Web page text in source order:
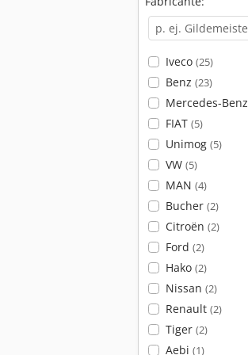
Iveco (25)
Benz (23)
Mercedes-Benz
FIAT (5)
Unimog (5)
VW (5)
MAN (4)
Bucher (2)
Citroën (2)
Ford (2)
Hako (2)
Nissan (2)
Renault (2)
Tiger (2)
Aebi (1)